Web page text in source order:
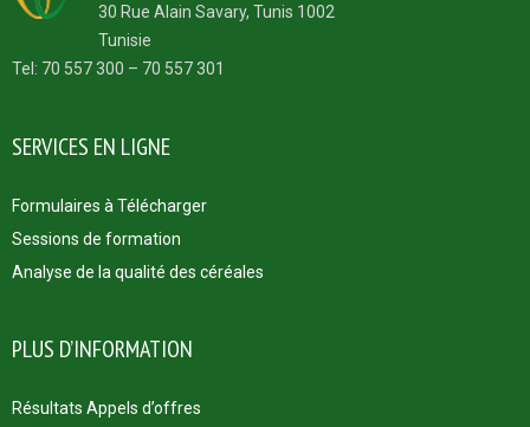
30 Rue Alain Savary, Tunis 1002
Tunisie
Tel: 70 557 300 – 70 557 301
SERVICES EN LIGNE
Formulaires à Télécharger
Sessions de formation
Analyse de la qualité des céréales
PLUS D’INFORMATION
Résultats Appels d’offres